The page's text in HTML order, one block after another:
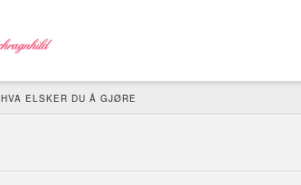
HVA ELSKER DU Å GJØRE